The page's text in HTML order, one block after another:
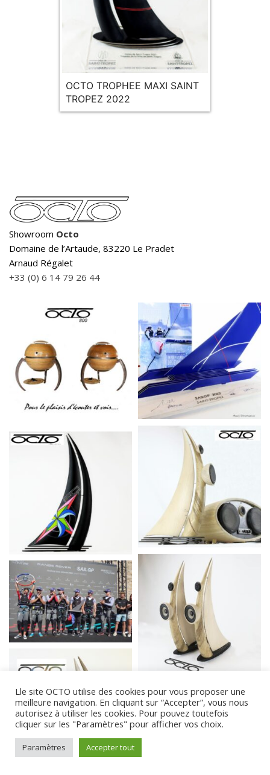
OCTO TROPHEE MAXI SAINT
TROPEZ 2022
Showroom Octo
Domaine de l’Artaude, 83220 Le Pradet
Arnaud Régalet
+33 (0) 6 14 79 26 44
Lle site OCTO utilise des cookies pour vous proposer une
meilleure navigation. En cliquant sur “Accepter”, vous nous
autorisez à utiliser les cookies. Pour pouvez toutefois
cliquer sur les "Paramètres" pour afficher vos choix.
Paramètres Accepter tout